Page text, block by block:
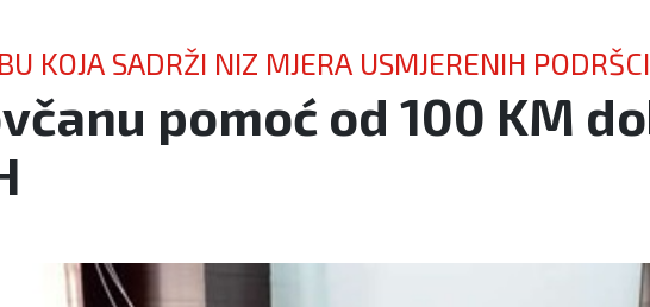
KOJA SADRŽI NIZ MJERA USMJERENIH
pomoć od 100 KM